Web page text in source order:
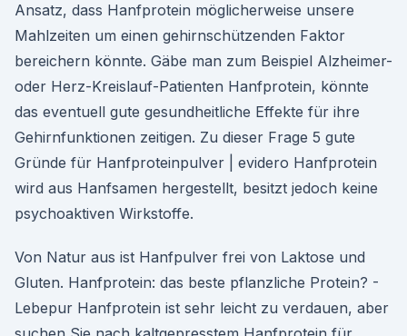
Ansatz, dass Hanfprotein möglicherweise unsere
Mahlzeiten um einen gehirnschützenden Faktor
bereichern könnte. Gäbe man zum Beispiel Alzheimer-
oder Herz-Kreislauf-Patienten Hanfprotein, könnte
das eventuell gute gesundheitliche Effekte für ihre
Gehirnfunktionen zeitigen. Zu dieser Frage 5 gute
Gründe für Hanfproteinpulver | evidero Hanfprotein
wird aus Hanfsamen hergestellt, besitzt jedoch keine
psychoaktiven Wirkstoffe.
Von Natur aus ist Hanfpulver frei von Laktose und
Gluten. Hanfprotein: das beste pflanzliche Protein? -
Lebepur Hanfprotein ist sehr leicht zu verdauen, aber